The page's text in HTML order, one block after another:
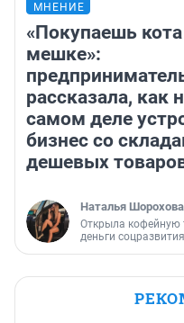
МНЕНИЕ
«Покупаешь
мешке»:
рассказала, как
самом деле
бизнес со
дешевых
Наталья Шорохова
Открыла кофейную
деньги соцразвития